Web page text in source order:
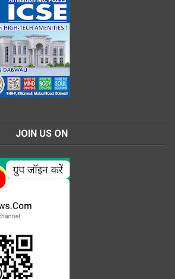
JOIN US ON